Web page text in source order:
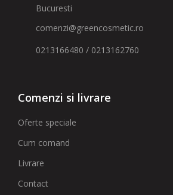
Bucuresti
comenzi@greencosmetic.ro
0213166480 / 0213162760
Comenzi si livrare
Oferte speciale
Cum comand
Livrare
Contact